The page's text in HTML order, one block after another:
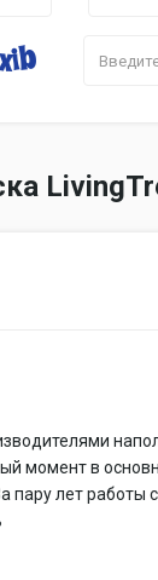
момент в
пару лет работы